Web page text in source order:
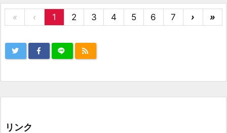
« ‹ 1 2 3 4 5 6 7 › »
リンク